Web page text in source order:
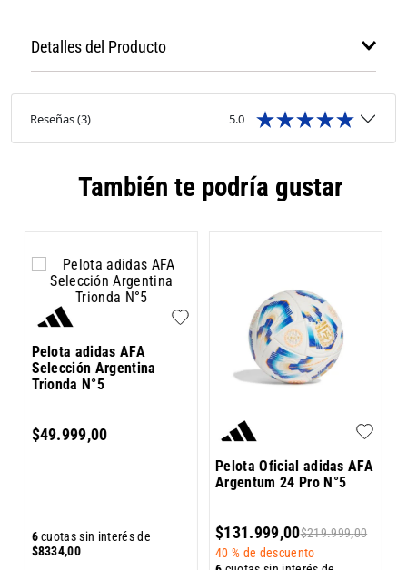
Detalles del Producto
Reseñas(3) 5.0
También te podría gustar
Pelota adidas AFA
Selección Argentina
Trionda N°5
$49.999,00
6cuotas sin interés de
$8334,00
Pelota Oficial adidas AFA
Argentum 24 Pro N°5
$131 .999,00$219.999,00
40 % de descuento